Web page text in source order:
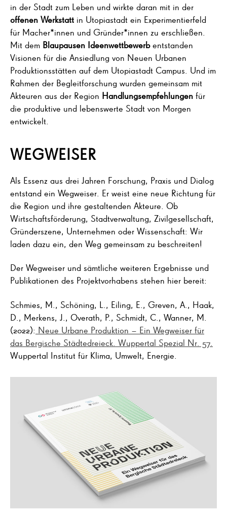
in der Stadt zum Leben und wirkte daran mit in der
offenen Werkstatt in Utopiastadt ein Experimentierfeld
für Macher*innen und Gründer*innen zu erschließen.
Mit dem Blaupausen Ideenwettbewerbentstanden
Visionen für die Ansiedlung von Neuen Urbanen
Produktionsstätten auf dem Utopiastadt Campus. Und im
Rahmen der Begleitforschung wurden gemeinsam mit
Akteuren aus der Region Handlungsempfehlungen für
die produktive und lebenswerte Stadt von Morgen
entwickelt.
WEGWEISER
Als Essenz aus drei Jahren Forschung, Praxis und Dialog
entstand ein Wegweiser. Er weist eine neue Richtung für
die Region und ihre gestaltenden Akteure. Ob
Wirtschaftsförderung, Stadtverwaltung, Zivilgesellschaft,
Gründerszene, Unternehmen oder Wissenschaft: Wir
laden dazu ein, den Weg gemeinsam zu beschreiten!
Der Wegweiser und sämtliche weiteren Ergebnisse und
Publikationen des Projektvorhabens stehen hier bereit:
Schmies, M., Schöning, L., Eiling, E., Greven, A., Haak,
D., Merkens, J., Overath, P., Schmidt, C., Wanner, M.
(2022): Neue Urbane Produktion – Ein Wegweiser für
das Bergische Städtedreieck. Wuppertal Spezial Nr. 57.
Wuppertal Institut für Klima, Umwelt, Energie.